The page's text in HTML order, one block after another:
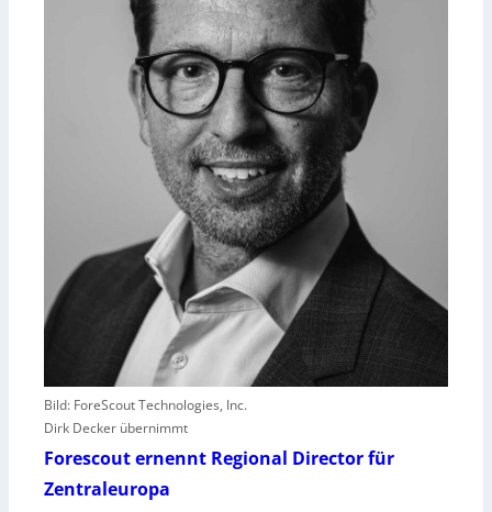
e
e
b
e
n
V
o
Bild: ForeScout Technologies, Inc.
Dirk Decker übernimmt
Forescout ernennt Regional Director für
Zentraleuropa